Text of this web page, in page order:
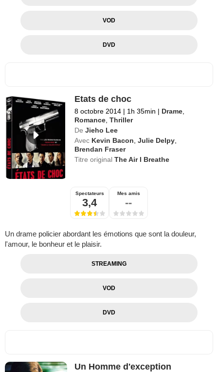
VOD
DVD
Etats de choc
8 octobre 2014 | 1h 35min | Drame
Romance ,Thriller
De Jieho Lee
Avec Kevin Bacon ,Julie Delpy
Brendan Fraser
Titre originalThe Air I Breathe
Spectateurs
3,4
Mes amis
--
Un drame policier abordant les émotions que sont la douleur,
l'amour, le bonheur et le plaisir.
STREAMING
VOD
DVD
Un Homme d'exception